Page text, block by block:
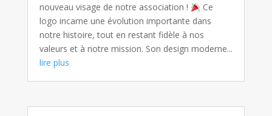
nouveau visage de notre association !
Ce
logo incarne une évolution importante dans
notre histoire, tout en restant fidèle à nos
valeurs et à notre mission. Son design moderne...
lire plus